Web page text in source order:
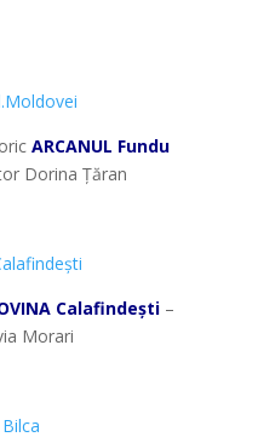
ARCANUL Fundu
Dorina Țăran
Calafindești–
Morari